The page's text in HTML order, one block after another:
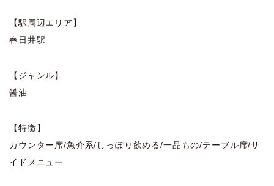
【駅周辺エリア】
春日井駅
【ジャンル】
醤油
【特徴】
カウンター席/魚介系/しっぽり飲める/一品もの/テーブル席/サ
イドメニュー